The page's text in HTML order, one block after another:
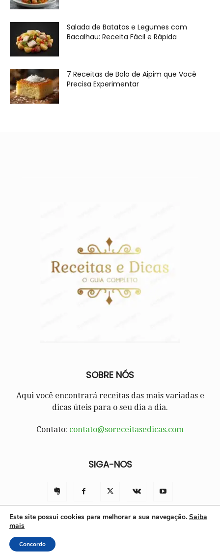
Salada de Batatas e Legumes com
Bacalhau: Receita Fácil e Rápida
7 Receitas de Bolo de Aipim que Você
Precisa Experimentar
SOBRE NÓS
Aqui você encontrará receitas das mais variadas e
dicas úteis para o seu dia a dia.
Contato: contato@soreceitasedicas.com
SIGA-NOS
© Só Receitas e Dicas 2025 | Todos os direitos reservados.
Este site possui cookies para melhorar a sua navegação. Saiba
mais
Concordo